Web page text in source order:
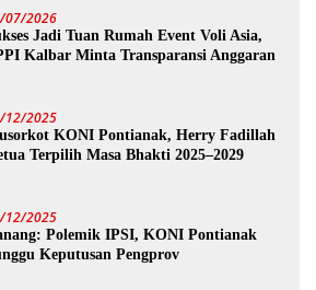
07/2026
Jadi Tuan Rumah Event Voli Asia,
Kalbar Minta Transparansi Anggaran
12/2025
KONI Pontianak, Herry Fadillah
Terpilih Masa Bhakti 2025–2029
12/2025
Polemik IPSI, KONI Pontianak
Keputusan Pengprov